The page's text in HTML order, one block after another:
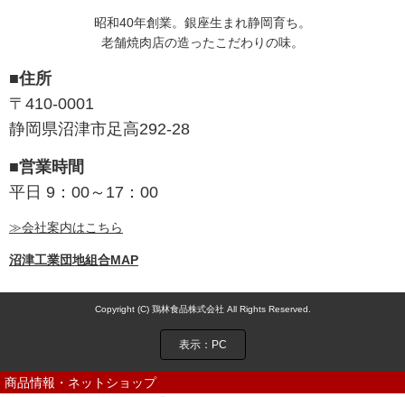
昭和40年創業。銀座生まれ静岡育ち。
老舗焼肉店の造ったこだわりの味。
■住所
〒410-0001
静岡県沼津市足高292-28
■営業時間
平日 9：00～17：00
≫会社案内はこちら
沼津工業団地組合MAP
Copyright (C) 鶏林食品株式会社 All Rights Reserved.
表示：PC